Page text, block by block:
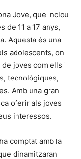
Jove, que inclou
de 11 a 17 anys,
Aquesta és una
adolescents, on
joves com ells i
tecnològiques,
Amb una gran
oferir als joves
interessos.
comptat amb la
dinamitzaran